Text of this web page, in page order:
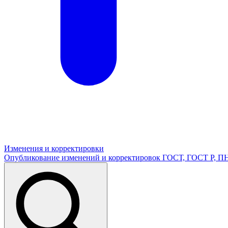
Изменения и корректировки
Опубликование изменений и корректировок ГОСТ, ГОСТ Р,